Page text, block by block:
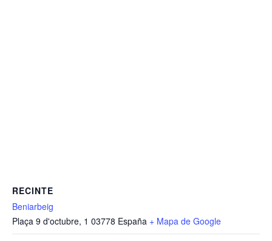
RECINTE
Beniarbeig
Plaça 9 d'octubre, 1 03778 España + Mapa de Google